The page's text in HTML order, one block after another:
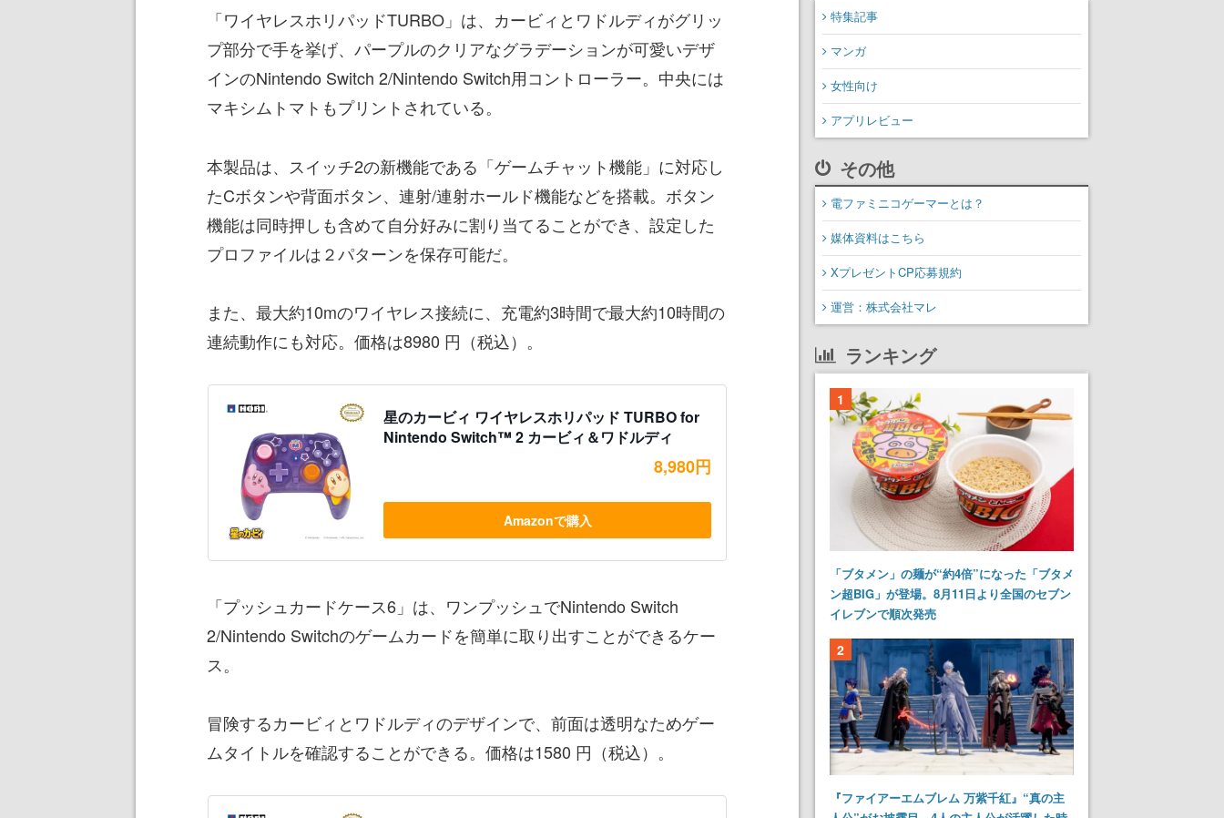
「ワイヤレスホリパッドTURBO」は、カービィとワドルディがグリッ
プ部分で手を挙げ、パープルのクリアなグラデーションが可愛いデザ
インのNintendo Switch 2/Nintendo Switch用コントローラー。中央には
マキシムトマトもプリントされている。
本製品は、スイッチ2の新機能である「ゲームチャット機能」に対応し
たCボタンや背面ボタン、連射/連射ホールド機能などを搭載。ボタン
機能は同時押しも含めて自分好みに割り当てることができ、設定した
プロファイルは２パターンを保存可能だ。
また、最大約10mのワイヤレス接続に、充電約3時間で最大約10時間の
連続動作にも対応。価格は8980 円（税込）。
星のカービィ ワイヤレスホリパッド TURBO for
Nintendo Switch™ 2 カービィ＆ワドルディ
8,980円
Amazonで購入
「プッシュカードケース6」は、ワンプッシュでNintendo Switch
2/Nintendo Switchのゲームカードを簡単に取り出すことができるケー
ス。
冒険するカービィとワドルディのデザインで、前面は透明なためゲー
ムタイトルを確認することができる。価格は1580 円（税込）。
特集記事
マンガ
女性向け
アプリレビュー
その他
電ファミニコゲーマーとは？
媒体資料はこちら
XプレゼントCP応募規約
運営：株式会社マレ
ランキング
1
「ブタメン」の麺が“約4倍”になった「ブタメ
ン超BIG」が登場。8月11日より全国のセブン
イレブンで順次発売
2
『ファイアーエムブレム 万紫千紅』“真の主